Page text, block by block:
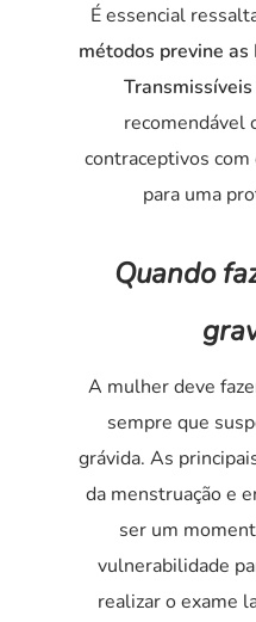
É essencial
métodos previne
Transmissíveis
recomendável
contraceptivos
para uma
Quando
A mulher deve
sempre que
grávida. As
da menstruação e
ser um
vulnerabilidade
realizar o exame